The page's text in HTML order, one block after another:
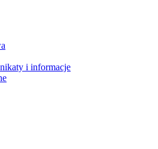
i informacje